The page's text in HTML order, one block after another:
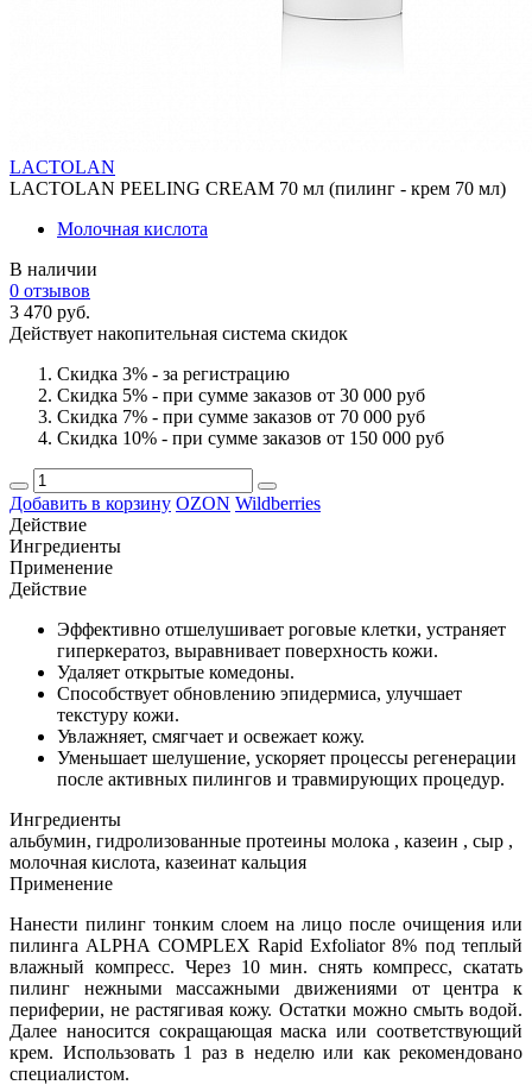
LACTOLAN
LACTOLAN PEELING CREAM 70 мл (пилинг - крем 70 мл)
Молочная кислота
В наличии
0 отзывов
3 470 руб.
Действует накопительная система скидок
Скидка 3% - за регистрацию
Скидка 5% - при сумме заказов от 30 000 руб
Скидка 7% - при сумме заказов от 70 000 руб
Скидка 10% - при сумме заказов от 150 000 руб
Добавить в корзину OZON Wildberries
Действие
Ингредиенты
Применение
Действие
Эффективно отшелушивает роговые клетки, устраняет
гиперкератоз, выравнивает поверхность кожи.
Удаляет открытые комедоны.
Способствует обновлению эпидермиса, улучшает
текстуру кожи.
Увлажняет, смягчает и освежает кожу.
Уменьшает шелушение, ускоряет процессы регенерации
после активных пилингов и травмирующих процедур.
Ингредиенты
альбумин, гидролизованные протеины молока , казеин , сыр ,
молочная кислота, казеинат кальция
Применение
Нанести пилинг тонким слоем на лицо после очищения или
пилинга ALPHA СOMPLEX Rapid Exfoliator 8% под теплый
влажный компресс. Через 10 мин. снять компресс, скатать
пилинг нежными массажными движениями от центра к
периферии, не растягивая кожу. Остатки можно смыть водой.
Далее наносится сокращающая маска или соответствующий
крем. Использовать 1 раз в неделю или как рекомендовано
специалистом.